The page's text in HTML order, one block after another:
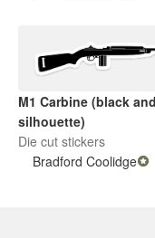
M1 Carbine (black
silhouette)
Die cut stickers
Bradford Coolidge